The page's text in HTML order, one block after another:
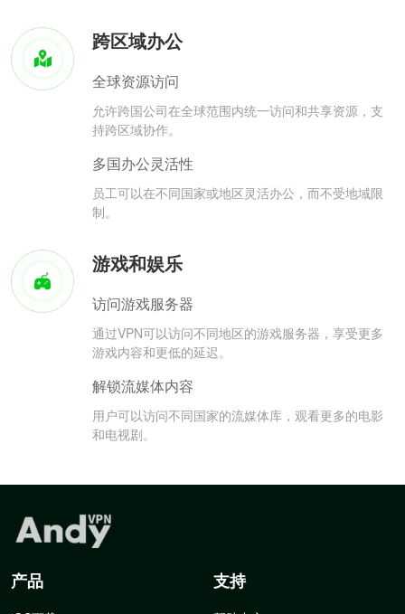
跨区域办公
全球资源访问
允许跨国公司在全球范围内统一访问和共享资源，支
持跨区域协作。
多国办公灵活性
员工可以在不同国家或地区灵活办公，而不受地域限
制。
游戏和娱乐
访问游戏服务器
通过VPN可以访问不同地区的游戏服务器，享受更多
游戏内容和更低的延迟。
解锁流媒体内容
用户可以访问不同国家的流媒体库，观看更多的电影
和电视剧。
产品 支持